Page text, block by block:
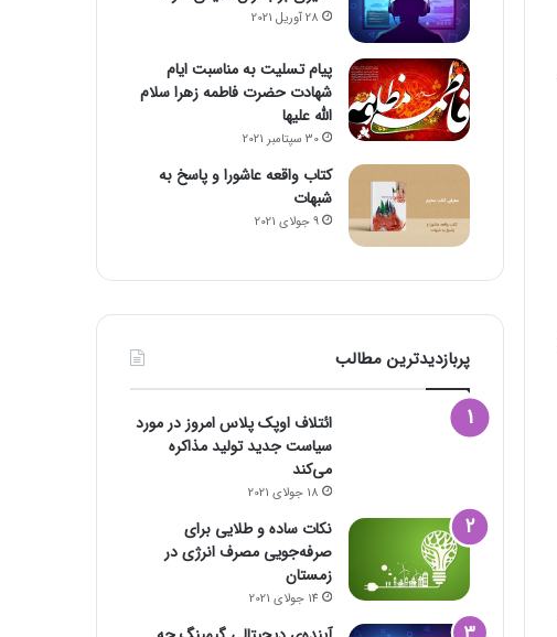
28 آوریل 2021
پیام تسلیت به مناسبت ایام
شهادت حضرت فاطمه زهرا سلام
الله علیها
30 سپتامبر 2021
کتاب واقعه عاشورا و پاسخ به
شبهات
9 جولای 2021
پربازدیدترین مطالب
ائتلاف اوپک پلاس امروز در مورد
سیاست جدید تولید مذاکره
می‌کند
18 جولای 2021
نکات ساده و طلایی برای
صرفه‌جویی مصرف انرژی در
زمستان
14 جولای 2021